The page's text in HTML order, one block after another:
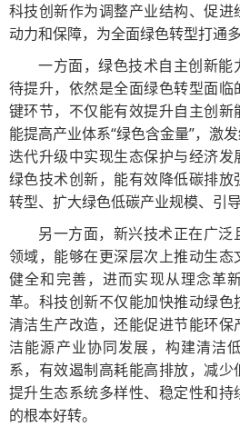
科技创新作为调整产业结构、促
动力和保障，为全面绿色转型打通多
一方面，绿色技术自主创新能
待提升，依然是全面绿色转型面
键环节，不仅能有效提升自主创
能提高产业体系“绿色含金量”，激
迭代升级中实现生态保护与经济
绿色技术创新，能有效降低碳排
转型、扩大绿色低碳产业规模、引
另一方面，新兴技术正在广
领域，能够在更深层次上推动生
健全和完善，进而实现从理念革
革。科技创新不仅能加快推动绿
清洁生产改造，还能促进节能环
洁能源产业协同发展，构建清洁
系，有效遏制高耗能高排放，减
提升生态系统多样性、稳定性和
的根本好转。